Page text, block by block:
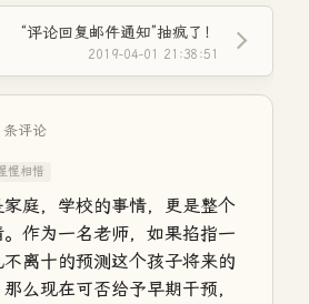
“评论回复邮件通知”抽疯了！
2019-04-01 21:38:51
评论
惺相惜
庭，学校的事情，更是整个
作为一名老师，如果掐指一
离十的预测这个孩子将来的
么现在可否给予早期干预，